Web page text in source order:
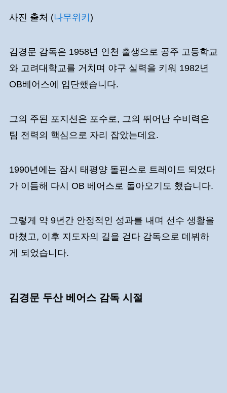
사진 출처 (나무위키 )
김경문 감독은 1958년 인천 출생으로 공주 고등학교
와 고려대학교를 거치며 야구 실력을 키워 1982년
OB베어스에 입단했습니다.
그의 주된 포지션은 포수로, 그의 뛰어난 수비력은
팀 전력의 핵심으로 자리 잡았는데요.
1990년에는 잠시 태평양 돌핀스로 트레이드 되었다
가 이듬해 다시 OB 베어스로 돌아오기도 했습니다.
그렇게 약 9년간 안정적인 성과를 내며 선수 생활을
마쳤고, 이후 지도자의 길을 걷다 감독으로 데뷔하
게 되었습니다.
김경문 두산 베어스 감독 시절